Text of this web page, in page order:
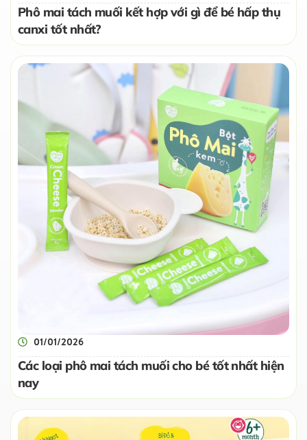
Phô mai tách muối kết hợp với gì để bé hấp thụ
canxi tốt nhất?
01/01/2026
Các loại phô mai tách muối cho bé tốt nhất hiện
nay